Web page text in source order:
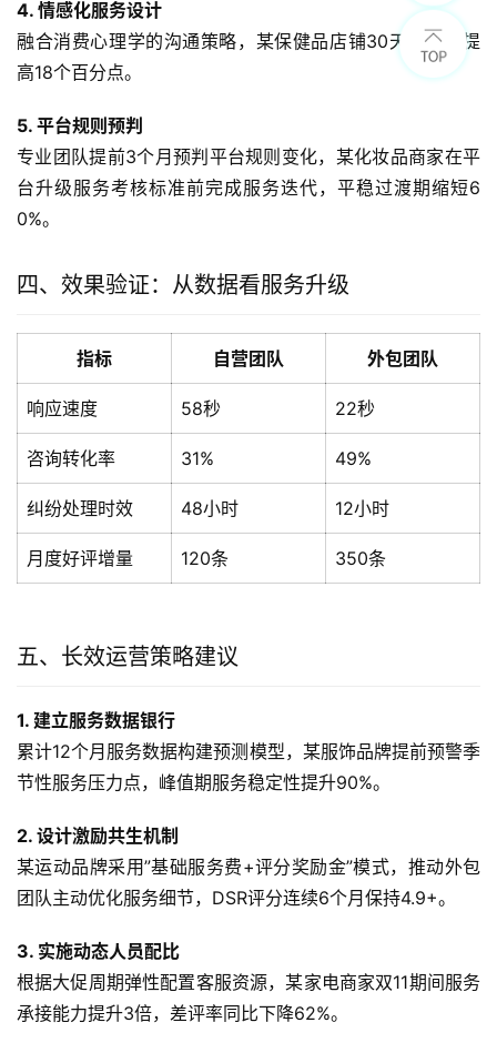
4. 情感化服务设计
融合消费心理学的沟通策略，某保健品店铺30天追评率提
高18个百分点。
5. 平台规则预判
专业团队提前3个月预判平台规则变化，某化妆品商家在平
台升级服务考核标准前完成服务迭代，平稳过渡期缩短6
0%。
四、效果验证：从数据看服务升级
指标 自营团队 外包团队
响应速度 58秒 22秒
咨询转化率 31% 49%
纠纷处理时效 48小时 12小时
月度好评增量 120条 350条
五、长效运营策略建议
1. 建立服务数据银行
累计12个月服务数据构建预测模型，某服饰品牌提前预警季
节性服务压力点，峰值期服务稳定性提升90%。
2. 设计激励共生机制
某运动品牌采用”基础服务费+评分奖励金”模式，推动外包
团队主动优化服务细节，DSR评分连续6个月保持4.9+。
3. 实施动态人员配比
根据大促周期弹性配置客服资源，某家电商家双11期间服务
承接能力提升3倍，差评率同比下降62%。